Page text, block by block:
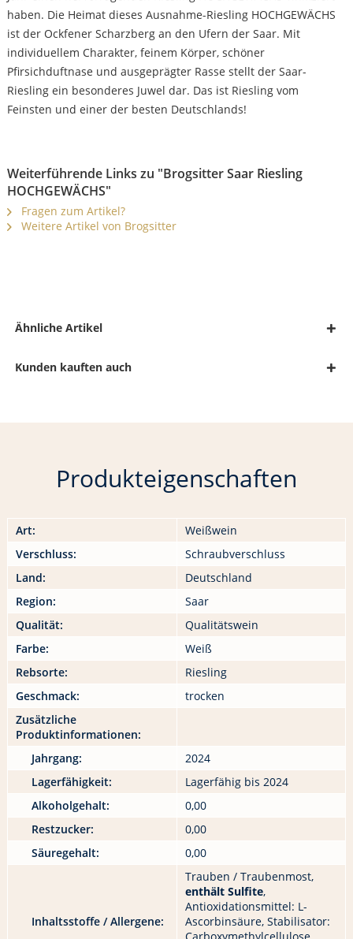
haben. Die Heimat dieses Ausnahme-Riesling HOCHGEWÄCHS
ist der Ockfener Scharzberg an den Ufern der Saar. Mit
individuellem Charakter, feinem Körper, schöner
Pfirsichduftnase und ausgeprägter Rasse stellt der Saar-
Riesling ein besonderes Juwel dar. Das ist Riesling vom
Feinsten und einer der besten Deutschlands!
Weiterführende Links zu "Brogsitter Saar Riesling
HOCHGEWÄCHS"
Fragen zum Artikel?
Weitere Artikel von Brogsitter
Ähnliche Artikel
Kunden kauften auch
Produkteigenschaften
Art:
Weißwein
Verschluss:
Schraubverschluss
Land:
Deutschland
Region:
Saar
Qualität:
Qualitätswein
Farbe:
Weiß
Rebsorte:
Riesling
Geschmack:
trocken
Zusätzliche
Produktinformationen:
Jahrgang:
2024
Lagerfähigkeit:
Lagerfähig bis 2024
Alkoholgehalt:
0,00
Restzucker:
0,00
Säuregehalt:
0,00
Inhaltsstoffe / Allergene:
Trauben / Traubenmost,
enthält Sulfite,
Antioxidationsmittel: L-
Ascorbinsäure, Stabilisator: